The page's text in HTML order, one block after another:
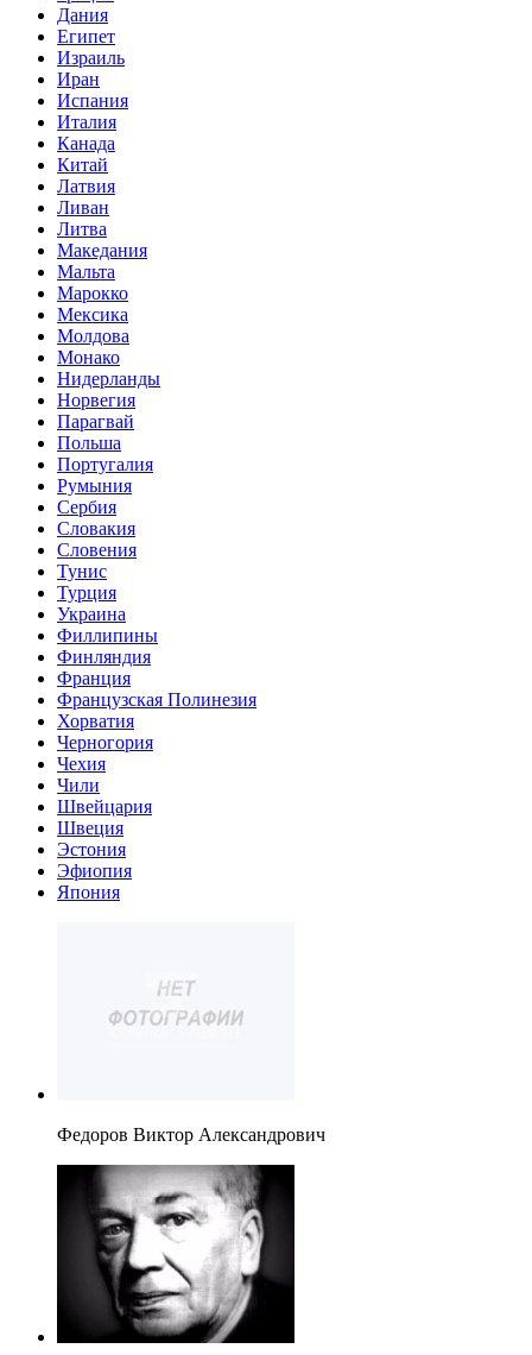
Дания
Египет
Израиль
Иран
Испания
Италия
Канада
Китай
Латвия
Ливан
Литва
Македания
Мальта
Марокко
Мексика
Молдова
Монако
Нидерланды
Норвегия
Парагвай
Польша
Португалия
Румыния
Сербия
Словакия
Словения
Тунис
Турция
Украина
Филлипины
Финляндия
Франция
Французская Полинезия
Хорватия
Черногория
Чехия
Чили
Швейцария
Швеция
Эстония
Эфиопия
Япония
Федоров Виктор Александрович